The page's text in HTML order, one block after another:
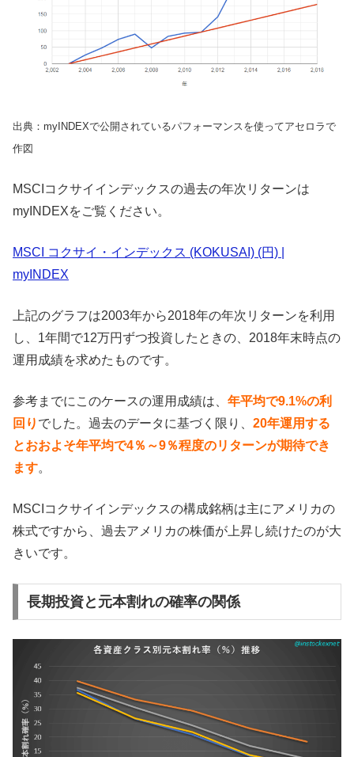
出典：myINDEXで公開されているパフォーマンスを使ってアセロラで
作図
MSCIコクサイインデックスの過去の年次リターンは
myINDEXをご覧ください。
MSCI コクサイ・インデックス (KOKUSAI) (円) |
myINDEX
上記のグラフは2003年から2018年の年次リターンを利用
し、1年間で12万円ずつ投資したときの、2018年末時点の
運用成績を求めたものです。
参考までにこのケースの運用成績は、 年平均で9.1%の利
回り でした。過去のデータに基づく限り、 20年運用する
とおおよそ年平均で4％～9％程度のリターンが期待でき
ます。
MSCIコクサイインデックスの構成銘柄は主にアメリカの
株式ですから、過去アメリカの株価が上昇し続けたのが大
きいです。
長期投資と元本割れの確率の関係